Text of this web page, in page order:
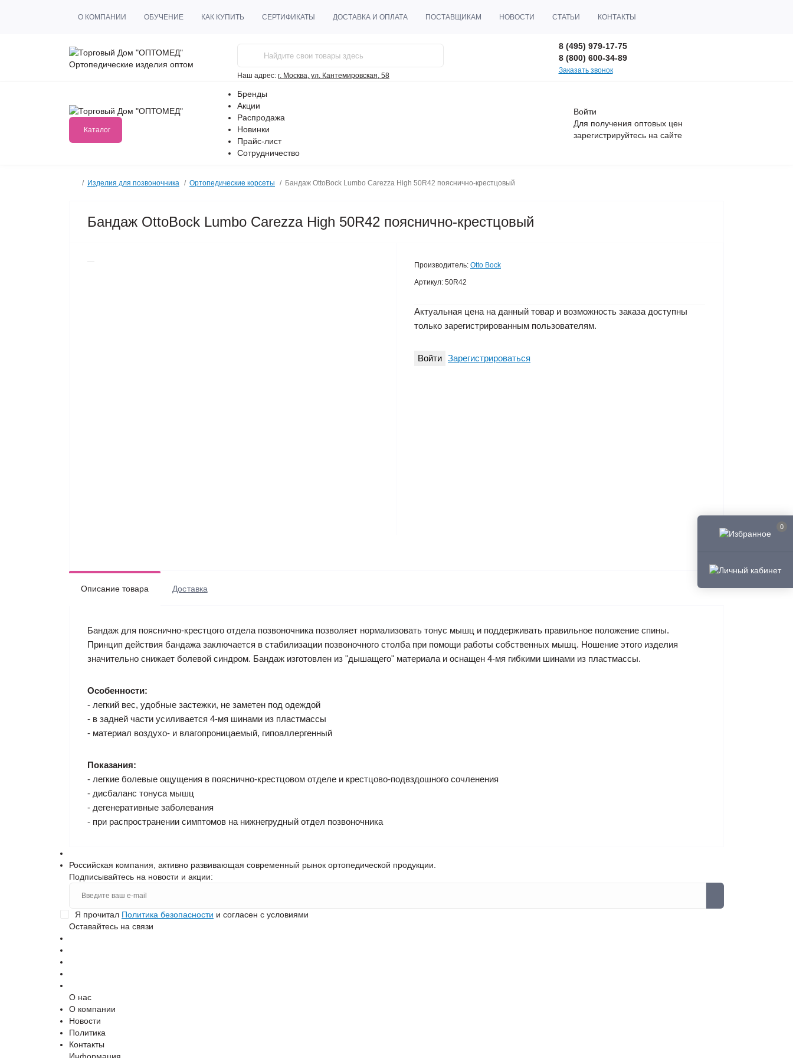
0
О КОМПАНИИ ОБУЧЕНИЕ КАК КУПИТЬ СЕРТИФИКАТЫ ДОСТАВКА И ОПЛАТА ПОСТАВЩИКАМ НОВОСТИ СТАТЬИ КОНТАКТЫ
Ортопедические изделия оптом
Наш адрес: г. Москва, ул. Кантемировская, 58
8 (495) 979-17-75
8 (800) 600-34-89
Заказать звонок
Каталог
Бренды
Акции
Распродажа
Новинки
Прайс-лист
Сотрудничество
Войти
Для получения оптовых цен
зарегистрируйтесь на сайте
Изделия для позвоночника Ортопедические корсеты Бандаж OttoBock Lumbo Carezza High 50R42 пояснично-крестцовый
Бандаж OttoBock Lumbo Carezza High 50R42 пояснично-крестцовый
Производитель: Otto Bock
Артикул: 50R42
Актуальная цена на данный товар и возможность заказа доступны
только зарегистрированным пользователям.
Войти Зарегистрироваться
Описание товара Доставка
Бандаж для пояснично-крестцого отдела позвоночника позволяет нормализовать тонус мышц и поддерживать правильное положение спины.
Принцип действия бандажа заключается в стабилизации позвоночного столба при помощи работы собственных мышц. Ношение этого изделия
значительно снижает болевой синдром. Бандаж изготовлен из "дышащего" материала и оснащен 4-мя гибкими шинами из пластмассы.
Особенности:
- легкий вес, удобные застежки, не заметен под одеждой
- в задней части усиливается 4-мя шинами из пластмассы
- материал воздухо- и влагопроницаемый, гипоаллергенный
Показания:
- легкие болевые ощущения в пояснично-крестцовом отделе и крестцово-подвздошного сочленения
- дисбаланс тонуса мышц
- дегенеративные заболевания
- при распространении симптомов на нижнегрудный отдел позвоночника
Российская компания, активно развивающая современный рынок ортопедической продукции.
Подписывайтесь на новости и акции:
Я прочитал Политика безопасности и согласен с условиями
Оставайтесь на связи
О нас
О компании
Новости
Политика
Контакты